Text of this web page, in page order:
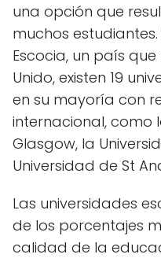
una opción que
muchos
Escocia, un país
Unido, existen 19
en su mayoría con
internacional, como
Glasgow, la
Universidad de St
Las universidades
de los porcentajes
calidad de la